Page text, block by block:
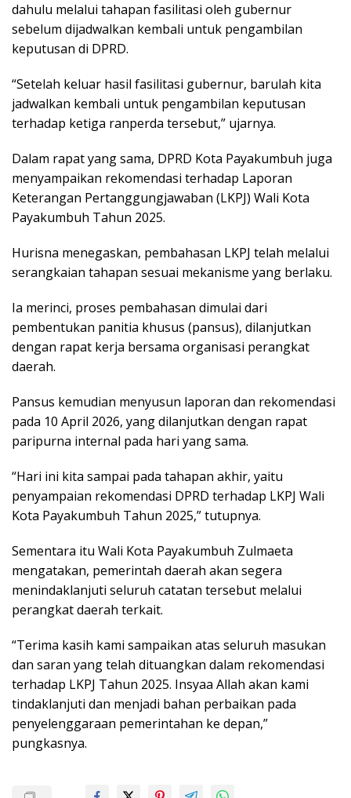
dahulu melalui tahapan fasilitasi oleh gubernur
sebelum dijadwalkan kembali untuk pengambilan
keputusan di DPRD.
“Setelah keluar hasil fasilitasi gubernur, barulah kita
jadwalkan kembali untuk pengambilan keputusan
terhadap ketiga ranperda tersebut,” ujarnya.
Dalam rapat yang sama, DPRD Kota Payakumbuh juga
menyampaikan rekomendasi terhadap Laporan
Keterangan Pertanggungjawaban (LKPJ) Wali Kota
Payakumbuh Tahun 2025.
Hurisna menegaskan, pembahasan LKPJ telah melalui
serangkaian tahapan sesuai mekanisme yang berlaku.
Ia merinci, proses pembahasan dimulai dari
pembentukan panitia khusus (pansus), dilanjutkan
dengan rapat kerja bersama organisasi perangkat
daerah.
Pansus kemudian menyusun laporan dan rekomendasi
pada 10 April 2026, yang dilanjutkan dengan rapat
paripurna internal pada hari yang sama.
“Hari ini kita sampai pada tahapan akhir, yaitu
penyampaian rekomendasi DPRD terhadap LKPJ Wali
Kota Payakumbuh Tahun 2025,” tutupnya.
Sementara itu Wali Kota Payakumbuh Zulmaeta
mengatakan, pemerintah daerah akan segera
menindaklanjuti seluruh catatan tersebut melalui
perangkat daerah terkait.
“Terima kasih kami sampaikan atas seluruh masukan
dan saran yang telah dituangkan dalam rekomendasi
terhadap LKPJ Tahun 2025. Insyaa Allah akan kami
tindaklanjuti dan menjadi bahan perbaikan pada
penyelenggaraan pemerintahan ke depan,”
pungkasnya.